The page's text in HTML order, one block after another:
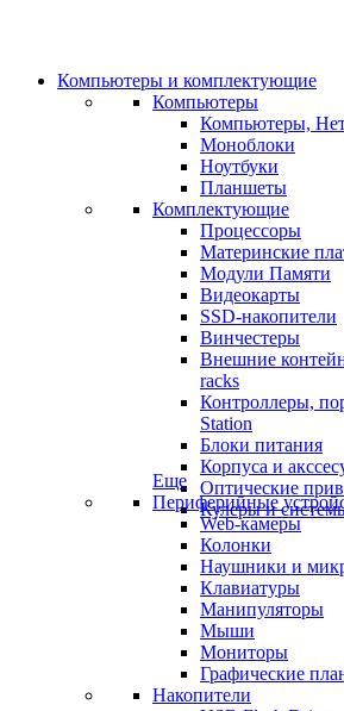
Компьютеры и комплектующие
Компьютеры
Компьютеры,
Моноблоки
Ноутбуки
Планшеты
Комплектующие
Процессоры
Материнские
Модули Памяти
Видеокарты
SSD-накопители
Винчестеры
Внешние
racks
Контроллеры,
Station
Блоки питания
Корпуса и
Оптические
Кулеры и
Еще
Периферийные
Web-камеры
Колонки
Наушники и
Клавиатуры
Манипуляторы
Мыши
Мониторы
Графические
Накопители